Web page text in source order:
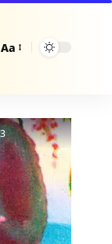
Größenänderung
Aa